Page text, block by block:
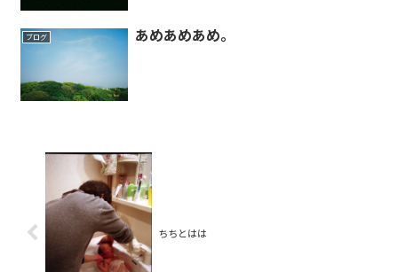
ブログ あめあめあめ。
ちちとはは